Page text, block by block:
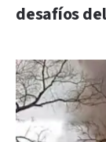
desafíos